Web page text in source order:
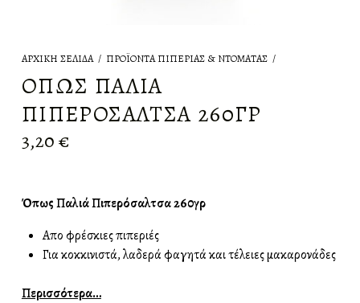
ΑΡΧΙΚΉ ΣΕΛΊΔΑ / ΠΡΟΪΌΝΤΑ ΠΙΠΕΡΙΆΣ & ΝΤΟΜΆΤΑΣ /
ΌΠΩΣ ΠΑΛΙΆ
ΠΙΠΕΡΌΣΑΛΤΣΑ 260ΓΡ
3,20€
Όπως Παλιά Πιπερόσαλτσα 260γρ
Απο φρέσκιες πιπεριές
Για κοκκινιστά, λαδερά φαγητά και τέλειες μακαρονάδες
Περισσότερα…